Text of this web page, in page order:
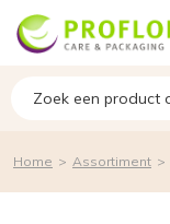
Home > Assortiment >